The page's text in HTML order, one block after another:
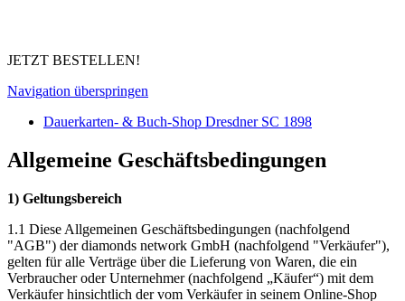
JETZT BESTELLEN!
Navigation überspringen
Dauerkarten- & Buch-Shop Dresdner SC 1898
Allgemeine Geschäftsbedingungen
1) Geltungsbereich
1.1 Diese Allgemeinen Geschäftsbedingungen (nachfolgend
"AGB") der diamonds network GmbH (nachfolgend "Verkäufer"),
gelten für alle Verträge über die Lieferung von Waren, die ein
Verbraucher oder Unternehmer (nachfolgend „Käufer“) mit dem
Verkäufer hinsichtlich der vom Verkäufer in seinem Online-Shop